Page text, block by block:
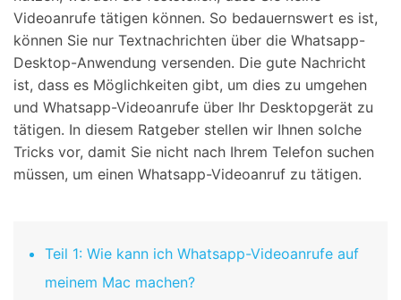
Videoanrufe tätigen können. So bedauernswert es ist,
können Sie nur Textnachrichten über die Whatsapp-
Desktop-Anwendung versenden. Die gute Nachricht
ist, dass es Möglichkeiten gibt, um dies zu umgehen
und Whatsapp-Videoanrufe über Ihr Desktopgerät zu
tätigen. In diesem Ratgeber stellen wir Ihnen solche
Tricks vor, damit Sie nicht nach Ihrem Telefon suchen
müssen, um einen Whatsapp-Videoanruf zu tätigen.
Teil 1: Wie kann ich Whatsapp-Videoanrufe auf
meinem Mac machen?